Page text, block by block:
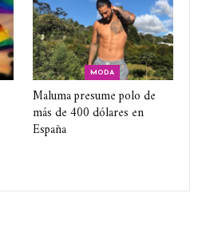
MODA
Maluma presume polo de
más de 400 dólares en
España